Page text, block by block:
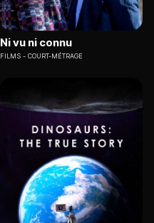
Ni vu ni connu
FILMS COURT-MÉTRAGE